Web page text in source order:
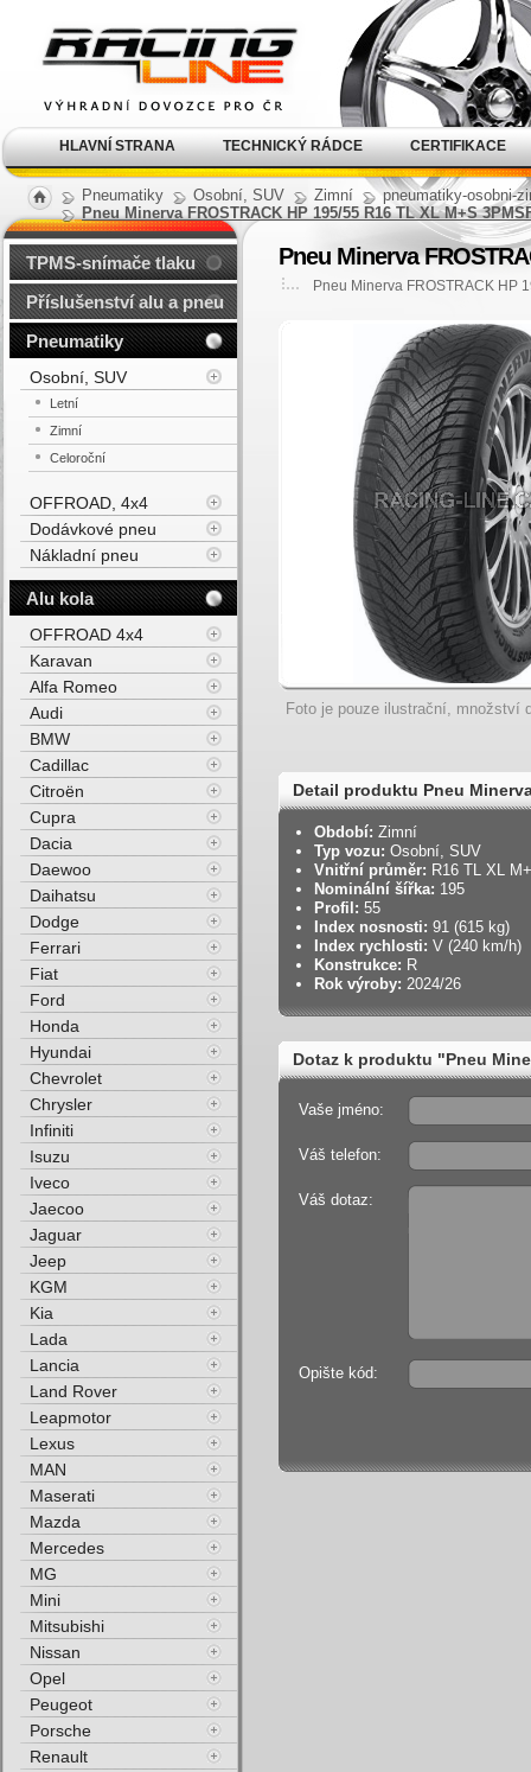
Pneumatiky Osobní, SUV Zimní
pneumatiky-osobni-
Pneu Minerva FROSTRACK HP 195/55 R16 TL XL M+S
Pneu Minerva
Pneu Minerva FROSTRACK HP
Foto je pouze ilustrační, množství
Detail produktu Pneu
91V Zimní
Období: Zimní
Typ vozu: Osobní, SUV
Vnitřní průměr: R16 TL XL
Nominální šířka: 195
Profil: 55
Index nosnosti: 91 (615 kg)
Index rychlosti: V (240 km/h)
Konstrukce: R
Rok výroby: 2024/26
Dotaz k produktu "Pneu
Vaše jméno:
Váš telefon:
Váš dotaz:
Opište kód:
TPMS-snímače tlaku
Příslušenství alu a pneu
Pneumatiky
Osobní, SUV
Letní
Zimní
Celoroční
OFFROAD, 4x4
Dodávkové pneu
Nákladní pneu
Alu kola
OFFROAD 4x4
Karavan
Alfa Romeo
Audi
BMW
Cadillac
Citroën
Cupra
Dacia
Daewoo
Daihatsu
Dodge
Ferrari
Fiat
Ford
Honda
Hyundai
Chevrolet
Chrysler
Infiniti
Isuzu
Iveco
Jaecoo
Jaguar
Jeep
KGM
Kia
Lada
Lancia
Land Rover
Leapmotor
Lexus
MAN
Maserati
Mazda
Mercedes
MG
Mini
Mitsubishi
Nissan
Opel
Peugeot
Porsche
Renault
kola Racing Line
HLAVNÍ STRANA TECHNICKÝ RÁDCE CERTIFIKACE